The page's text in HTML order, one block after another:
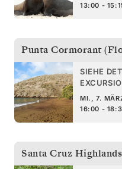
13:00 -
Punta Cormorant
SIEHE
MI., 7.
16:00 -
Santa Cruz Highlands